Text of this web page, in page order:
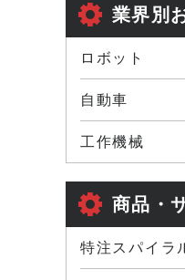
業界別
ロボット
自動車
工作機械
商品・
特注スパイラ